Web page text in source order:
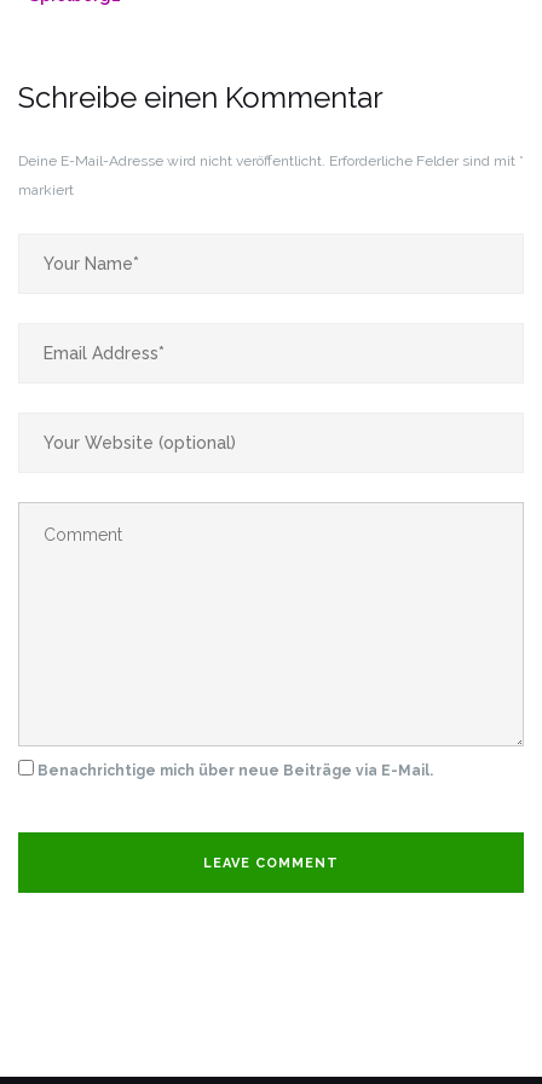
Schreibe einen Kommentar
Deine E-Mail-Adresse wird nicht veröffentlicht. Erforderliche Felder sind mit *
markiert
Benachrichtige mich über neue Beiträge via E-Mail.